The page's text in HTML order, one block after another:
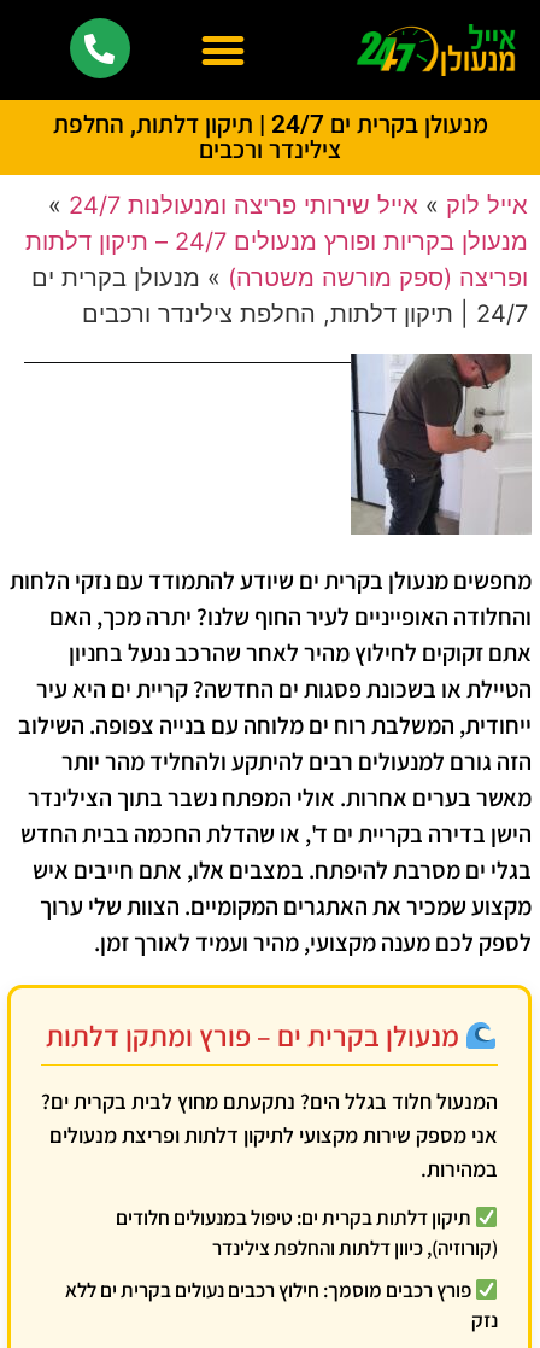
מנעולן בקרית ים 24/7 | תיקון דלתות, החלפת
צילינדר ורכבים
אייל לוק » אייל שירותי פריצה ומנעולנות 24/7
»
מנעולן בקריות ופורץ מנעולים 24/7 – תיקון דלתות
ופריצה (ספק מורשה משטרה) » מנעולן בקרית ים
24/7 | תיקון דלתות, החלפת צילינדר ורכבים
מחפשיםמנעולן בקרית ים שיודע להתמודד עם נזקי הלחות
והחלודה האופייניים לעיר החוף שלנו? יתרה מכך, האם
אתם זקוקים לחילוץ מהיר לאחר שהרכב ננעל בחניון
הטיילת או בשכונת פסגות ים החדשה? קריית ים היא עיר
ייחודית, המשלבת רוח ים מלוחה עם בנייה צפופה. השילוב
הזה גורם למנעולים רבים להיתקע ולהחליד מהר יותר
מאשר בערים אחרות. אולי המפתח נשבר בתוך הצילינדר
הישן בדירה בקריית ים ד', או שהדלת החכמה בבית החדש
בגלי ים מסרבת להיפתח. במצבים אלו, אתם חייבים איש
מקצוע שמכיר את האתגרים המקומיים. הצוות שלי ערוך
לספק לכם מענה מקצועי, מהיר ועמיד לאורך זמן.
מנעולן בקרית ים – פורץ ומתקן דלתות
המנעול חלוד בגלל הים? נתקעתם מחוץ לבית בקרית ים?
אני מספק שירות מקצועי לתיקון דלתות ופריצת מנעולים
במהירות.
תיקון דלתות בקרית ים: טיפול במנעולים חלודים
(קורוזיה), כיוון דלתות והחלפת צילינדר
פורץ רכבים מוסמך: חילוץ רכבים נעולים בקרית ים ללא
נזק